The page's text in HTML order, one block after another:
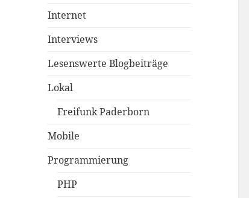
Internet
Interviews
Lesenswerte Blogbeiträge
Lokal
Freifunk Paderborn
Mobile
Programmierung
PHP